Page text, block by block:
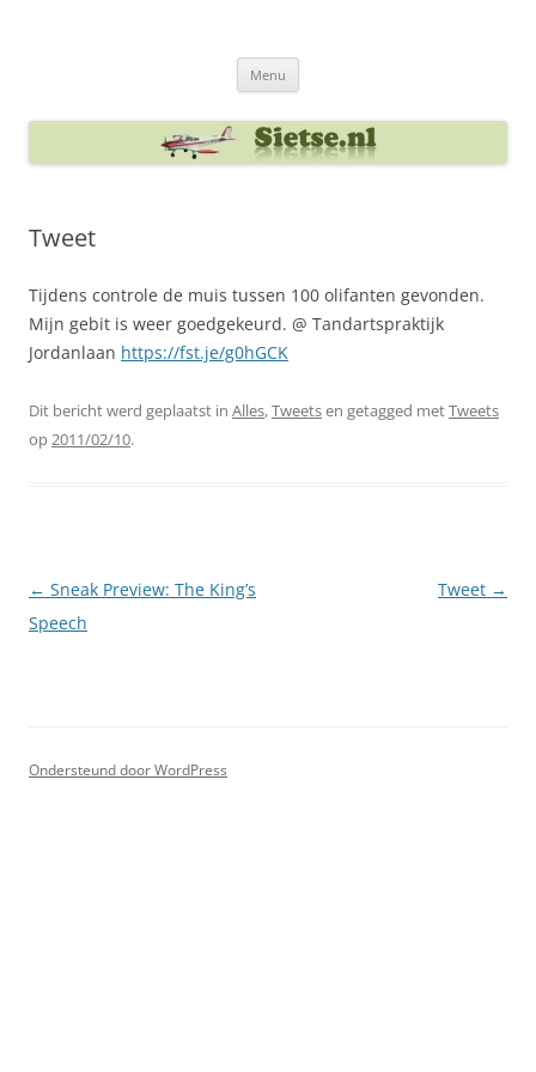
Menu
Tweet
Tijdens controle de muis tussen 100 olifanten gevonden.
Mijn gebit is weer goedgekeurd. @ Tandartspraktijk
Jordanlaan https://fst.je/g0hGCK
Dit bericht werd geplaatst in Alles,Tweetsen getagged metTweets
op2011/02/10.
Berichtnavigatie
← Sneak Preview: The King’s
Speech
Tweet →
Ondersteund door WordPress